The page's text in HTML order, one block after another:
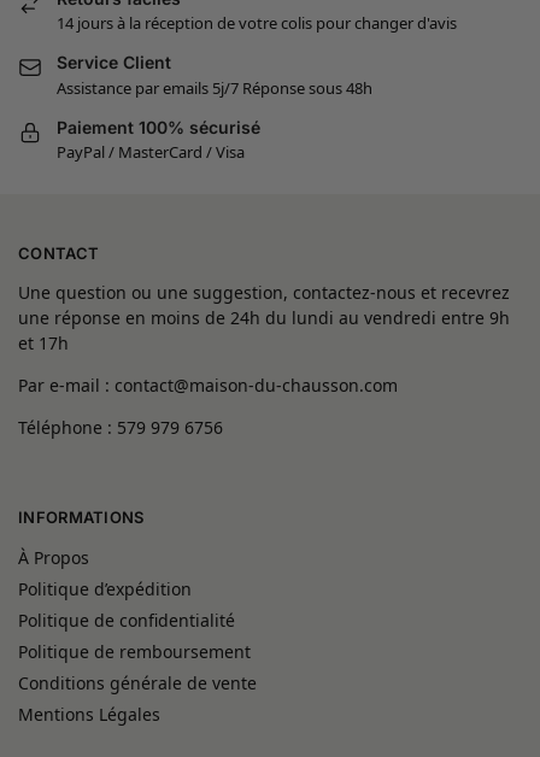
14 jours à la réception de votre colis pour changer d'avis
Service Client
Assistance par emails 5j/7 Réponse sous 48h
Paiement 100% sécurisé
PayPal / MasterCard / Visa
CONTACT
Une question ou une suggestion, contactez-nous et recevrez
une réponse en moins de 24h du lundi au vendredi entre 9h
et 17h
Par e-mail : contact@maison-du-chausson.com
Téléphone : 579 979 6756
INFORMATIONS
À Propos
Politique d’expédition
Politique de confidentialité
Politique de remboursement
Conditions générale de vente
Mentions Légales